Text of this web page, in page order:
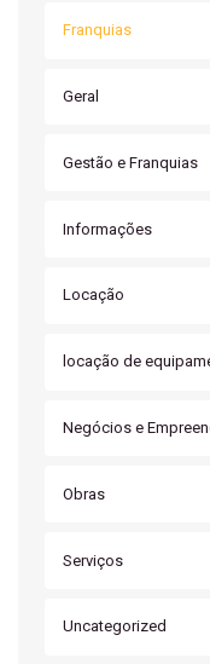
Franquias
Geral
Gestão e Franquias
Informações
Locação
locação de
Negócios e
Obras
Serviços
Uncategorized